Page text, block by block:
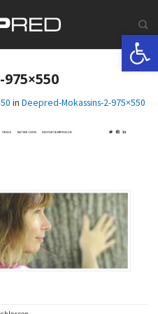
in Deepred-Mokassins-2-975×550